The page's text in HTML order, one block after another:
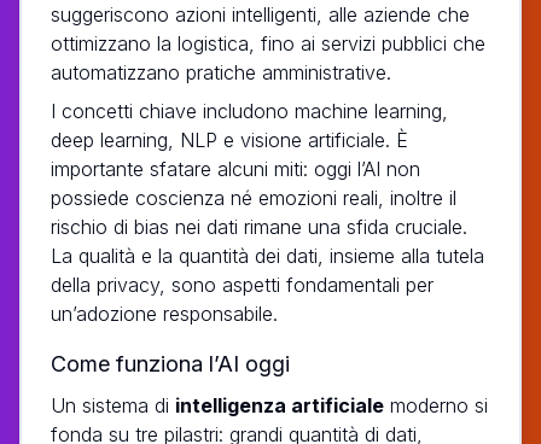
suggeriscono azioni intelligenti, alle aziende che
ottimizzano la logistica, fino ai servizi pubblici che
automatizzano pratiche amministrative.
I concetti chiave includono machine learning,
deep learning, NLP e visione artificiale. È
importante sfatare alcuni miti: oggi l’AI non
possiede coscienza né emozioni reali, inoltre il
rischio di bias nei dati rimane una sfida cruciale.
La qualità e la quantità dei dati, insieme alla tutela
della privacy, sono aspetti fondamentali per
un’adozione responsabile.
Come funziona l’AI oggi
Un sistema di intelligenza artificiale moderno si
fonda su tre pilastri: grandi quantità di dati,